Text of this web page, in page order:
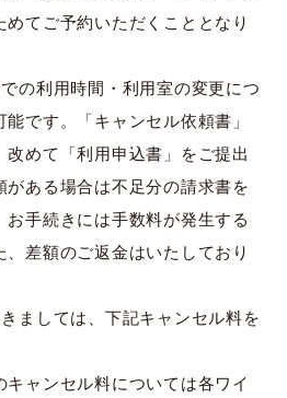
めてご予約いただくこととなり
の利用時間・利用室の変更につ
です。「キャンセル依頼書」
改めて「利用申込書」をご提出
がある場合は不足分の請求書を
手続きには手数料が発生する
差額のご返金はいたしており
ましては、下記キャンセル料を
ャンセル料については各ワイ